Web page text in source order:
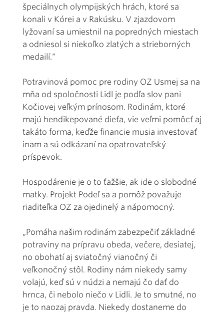
špeciálnych olympijských hrách, ktoré sa
konali v Kórei a v Rakúsku. V zjazdovom
lyžovaní sa umiestnil na popredných miestach
a odniesol si niekoľko zlatých a strieborných
medailí.“
Potravinová pomoc pre rodiny OZ Usmej sa na
mňa od spoločnosti Lidl je podľa slov pani
Kočiovej veľkým prínosom. Rodinám, ktoré
majú hendikepované dieťa, vie veľmi pomôcť aj
takáto forma, keďže financie musia investovať
inam a sú odkázaní na opatrovateľský
príspevok.
Hospodárenie je o to ťažšie, ak ide o slobodné
matky. Projekt Podeľ sa a pomôž považuje
riaditeľka OZ za ojedinelý a nápomocný.
„Pomáha našim rodinám zabezpečiť základné
potraviny na prípravu obeda, večere, desiatej,
no obohatí aj sviatočný vianočný či
veľkonočný stôl. Rodiny nám niekedy samy
volajú, keď sú v núdzi a nemajú čo dať do
hrnca, či nebolo niečo v Lidli. Je to smutné, no
je to naozaj pravda. Niekedy dostaneme do